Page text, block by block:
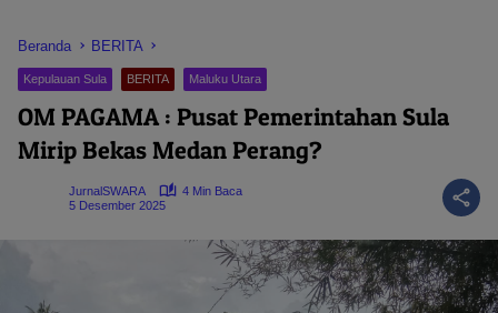
Beranda BERITA
Kepulauan Sula BERITA Maluku Utara
OM PAGAMA : Pusat Pemerintahan Sula
Mirip Bekas Medan Perang?
JurnalSWARA
4 Min Baca
5 Desember 2025